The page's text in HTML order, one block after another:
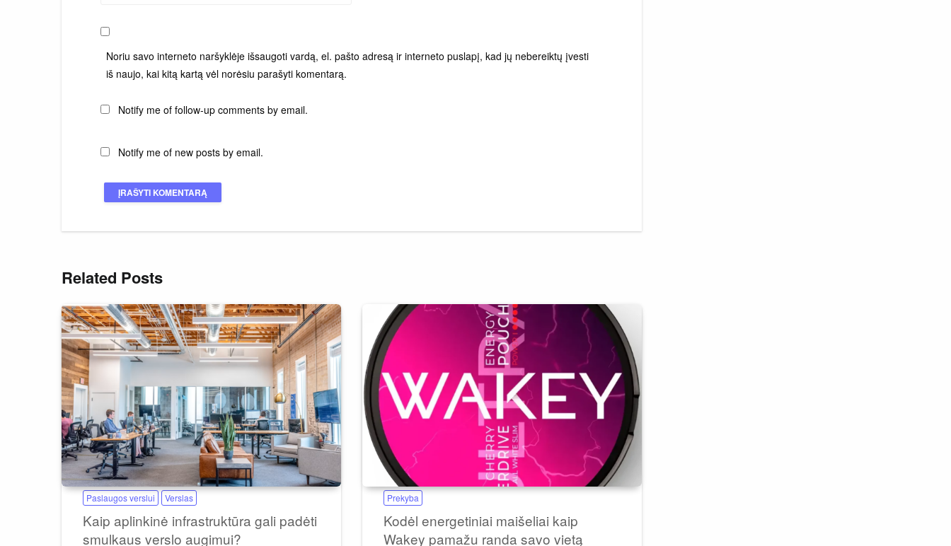
Noriu savo interneto naršyklėje išsaugoti vardą, el. pašto adresą ir interneto puslapį, kad jų nebereiktų įvesti
iš naujo, kai kitą kartą vėl norėsiu parašyti komentarą.
Notify me of follow-up comments by email.
Notify me of new posts by email.
Related Posts
Paslaugos verslui Verslas
Kaip aplinkinė infrastruktūra gali padėti
smulkaus verslo augimui?
Prekyba
Kodėl energetiniai maišeliai kaip
Wakey pamažu randa savo vietą